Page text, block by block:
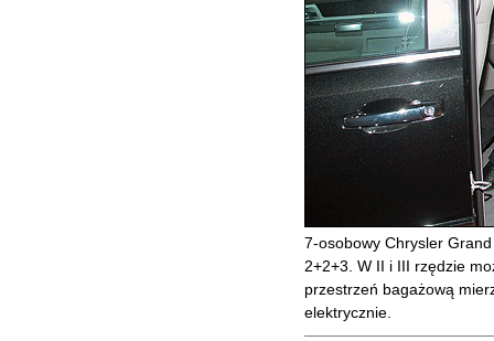
7-osobowy Chrysler
2+2+3. W II i III rzędzie
przestrzeń bagażową
elektrycznie.